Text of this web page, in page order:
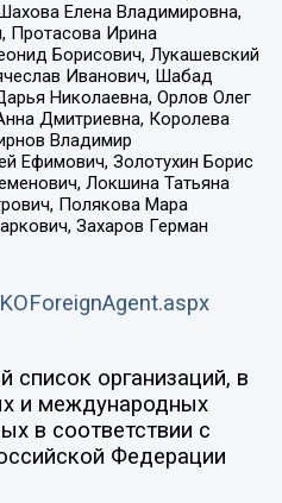
Елена Владимировна,
Протасова Ирина
Борисович, Лукашевский
Иванович, Шабад
Николаевна, Орлов Олег
Дмитриевна, Королева
Владимир
Ефимович, Золотухин Борис
Локшина Татьяна
Полякова Мара
Захаров Герман
организаций, в
и международных
в соответствии с
Федерации